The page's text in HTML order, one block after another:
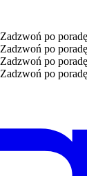
Zadzwoń po
Zadzwoń po
Zadzwoń po
Zadzwoń po